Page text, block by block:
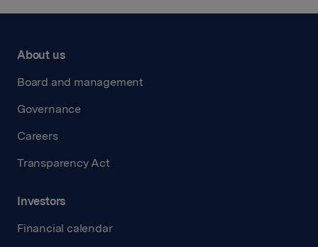
About us
Board and management
Governance
Careers
Transparency Act
Investors
Financial calendar